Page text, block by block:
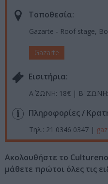
Τοποθεσία:
Gazarte - Roof stage,
Gazarte
Eισιτήρια:
Α΄ ΖΩΝΗ: 18€ | Β' ΖΩΝΗ:
Πληροφορίες /
Τηλ.: 21 0346 0347 |
Ακολουθήστε το
μάθετε πρώτοι όλες τις